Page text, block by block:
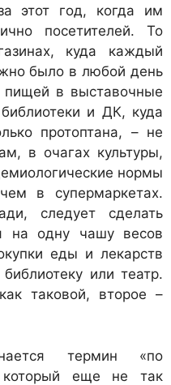
этот год, когда им
посетителей. То
куда каждый
было в любой день
пищей в выставочные
и ДК, куда
протоптана, – не
в очагах культуры,
нормы
в супермаркетах.
следует сделать
на одну чашу весов
еды и лекарств
или театр.
таковой, второе –
термин «по
который еще не так